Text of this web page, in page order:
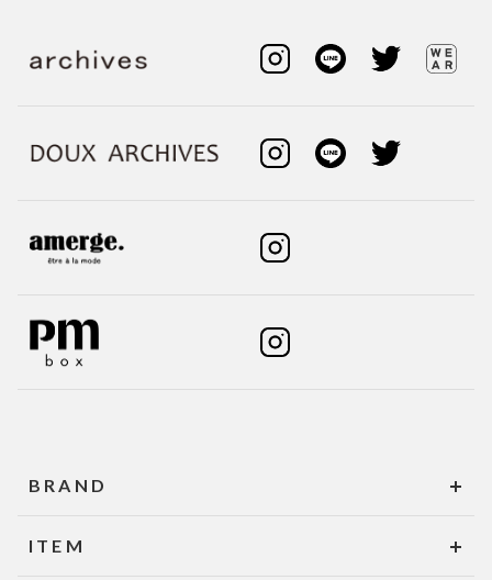
BRAND
ITEM